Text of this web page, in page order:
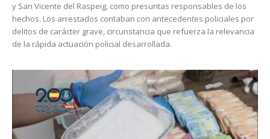
y San Vicente del Raspeig, como presuntas responsables de los
hechos. Los arrestados contaban con antecedentes policiales por
delitos de carácter grave, circunstancia que refuerza la relevancia
de la rápida actuación policial desarrollada.